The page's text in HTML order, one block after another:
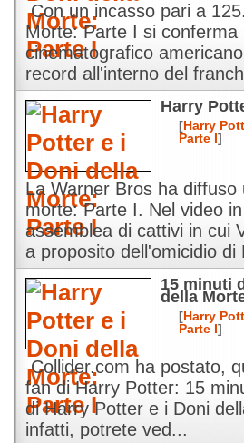
Con un incasso pari a
Morte: Parte I si conferma
cinematografico
record all'interno del
Harry
[Harry
Parte I]
La Warner Bros ha
morte: Parte I. Nel video
assemblea di cattivi in cui
a proposito dell'omicidio di
15 minuti
della
[Harry
Parte I]
Collider.com ha postato,
fan di Harry Potter: 15
di Harry Potter e i Doni
infatti, potrete ved...